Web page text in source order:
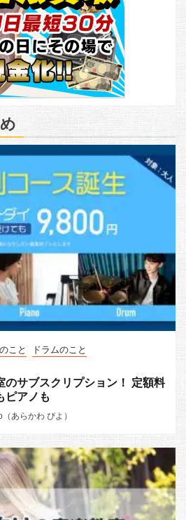
こと
ドラムのこと
のサブスクリプション！ 定額料
ピアノも
あらかわ ぴよ）